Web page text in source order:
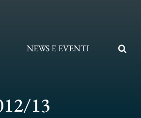
NEWS E EVENTI
13